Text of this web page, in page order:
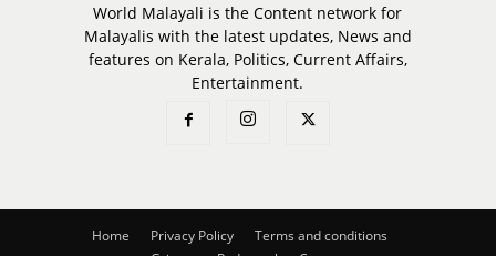
World Malayali is the Content network for
Malayalis with the latest updates, News and
features on Kerala, Politics, Current Affairs,
Entertainment.
Home Privacy Policy
Terms and conditions